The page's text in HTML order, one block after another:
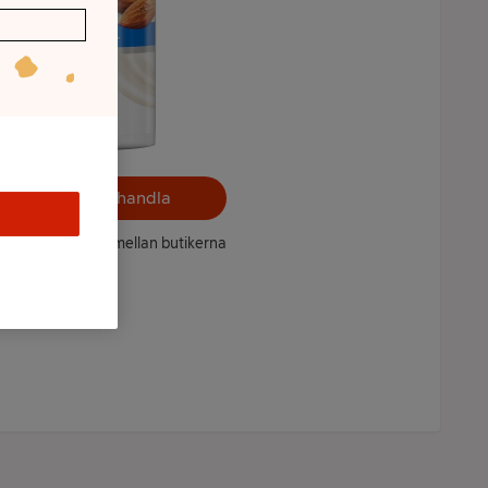
Välj butik och handla
kan variera mellan butikerna